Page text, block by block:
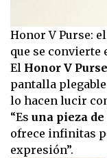
Honor V Purse:
que se convierte
El Honor V Purse
pantalla
lo hacen lucir
“Es una pieza
ofrece infinitas
expresión”.